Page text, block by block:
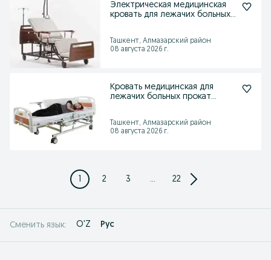
Электрическая медицинская
кровать для лежачих больных
Ташкент, Алмазарский район
08 августа 2026 г.
Кровать медицинская для
лежачих больных прокат
Ташкент, Алмазарский район
08 августа 2026 г.
1 2 3 ... 22
Сменить язык: O'Z Рус